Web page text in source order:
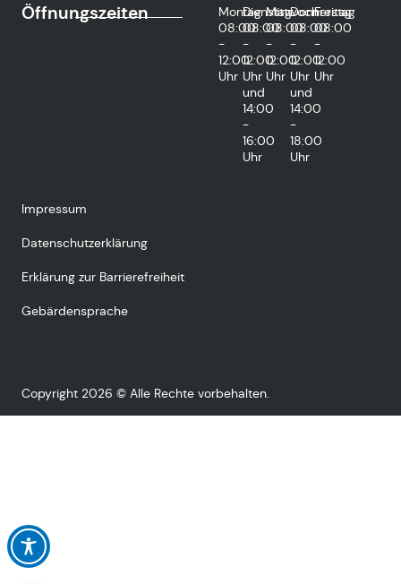
Öffnungszeiten
Montag
08:00
-
12:00
Uhr
Dienstag
08:00
-
12:00
Uhr
und
14:00
-
16:00
Uhr
Mittwoch
08:00
-
12:00
Uhr
Donnerstag
08:00
-
12:00
Uhr
und
14:00
-
18:00
Uhr
Freitag
08:00
-
12:00
Uhr
Impressum
Datenschutzerklärung
Erklärung zur Barrierefreiheit
Gebärdensprache
Copyright 2026 © Alle Rechte vorbehalten.